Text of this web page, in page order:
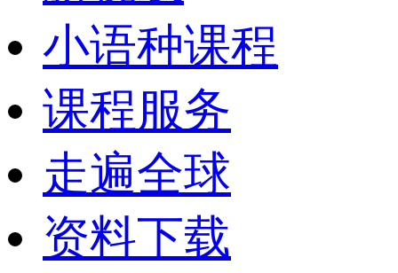
小语种课程
课程服务
走遍全球
资料下载